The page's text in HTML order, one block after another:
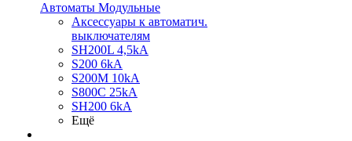
Автоматы Модульные
Аксессуары к автоматич.
выключателям
SH200L 4,5kA
S200 6kA
S200M 10kA
S800C 25kA
SH200 6kA
Ещё